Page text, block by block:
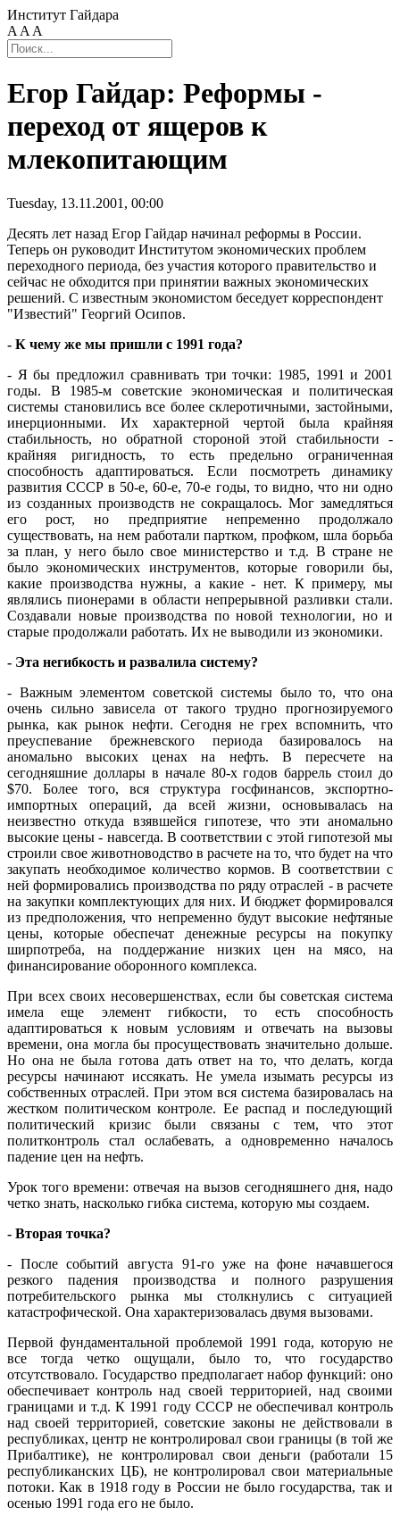
Институт Гайдара
A A A
Егор Гайдар: Реформы -
переход от ящеров к
млекопитающим
Tuesday, 13.11.2001, 00:00
Десять лет назад Егор Гайдар начинал реформы в России.
Теперь он руководит Институтом экономических проблем
переходного периода, без участия которого правительство и
сейчас не обходится при принятии важных экономических
решений. С известным экономистом беседует корреспондент
"Известий" Георгий Осипов.
- К чему же мы пришли с 1991 года?
- Я бы предложил сравнивать три точки: 1985, 1991 и 2001
годы. В 1985-м советские экономическая и политическая
системы становились все более склеротичными, застойными,
инерционными. Их характерной чертой была крайняя
стабильность, но обратной стороной этой стабильности -
крайняя ригидность, то есть предельно ограниченная
способность адаптироваться. Если посмотреть динамику
развития СССР в 50-е, 60-е, 70-е годы, то видно, что ни одно
из созданных производств не сокращалось. Мог замедляться
его рост, но предприятие непременно продолжало
существовать, на нем работали партком, профком, шла борьба
за план, у него было свое министерство и т.д. В стране не
было экономических инструментов, которые говорили бы,
какие производства нужны, а какие - нет. К примеру, мы
являлись пионерами в области непрерывной разливки стали.
Создавали новые производства по новой технологии, но и
старые продолжали работать. Их не выводили из экономики.
- Эта негибкость и развалила систему?
- Важным элементом советской системы было то, что она
очень сильно зависела от такого трудно прогнозируемого
рынка, как рынок нефти. Сегодня не грех вспомнить, что
преуспевание брежневского периода базировалось на
аномально высоких ценах на нефть. В пересчете на
сегодняшние доллары в начале 80-х годов баррель стоил до
$70. Более того, вся структура госфинансов, экспортно-
импортных операций, да всей жизни, основывалась на
неизвестно откуда взявшейся гипотезе, что эти аномально
высокие цены - навсегда. В соответствии с этой гипотезой мы
строили свое животноводство в расчете на то, что будет на что
закупать необходимое количество кормов. В соответствии с
ней формировались производства по ряду отраслей - в расчете
на закупки комплектующих для них. И бюджет формировался
из предположения, что непременно будут высокие нефтяные
цены, которые обеспечат денежные ресурсы на покупку
ширпотреба, на поддержание низких цен на мясо, на
финансирование оборонного комплекса.
При всех своих несовершенствах, если бы советская система
имела еще элемент гибкости, то есть способность
адаптироваться к новым условиям и отвечать на вызовы
времени, она могла бы просуществовать значительно дольше.
Но она не была готова дать ответ на то, что делать, когда
ресурсы начинают иссякать. Не умела изымать ресурсы из
собственных отраслей. При этом вся система базировалась на
жестком политическом контроле. Ее распад и последующий
политический кризис были связаны с тем, что этот
политконтроль стал ослабевать, а одновременно началось
падение цен на нефть.
Урок того времени: отвечая на вызов сегодняшнего дня, надо
четко знать, насколько гибка система, которую мы создаем.
- Вторая точка?
- После событий августа 91-го уже на фоне начавшегося
резкого падения производства и полного разрушения
потребительского рынка мы столкнулись с ситуацией
катастрофической. Она характеризовалась двумя вызовами.
Первой фундаментальной проблемой 1991 года, которую не
все тогда четко ощущали, было то, что государство
отсутствовало. Государство предполагает набор функций: оно
обеспечивает контроль над своей территорией, над своими
границами и т.д. К 1991 году СССР не обеспечивал контроль
над своей территорией, советские законы не действовали в
республиках, центр не контролировал свои границы (в той же
Прибалтике), не контролировал свои деньги (работали 15
республиканских ЦБ), не контролировал свои материальные
потоки. Как в 1918 году в России не было государства, так и
осенью 1991 года его не было.